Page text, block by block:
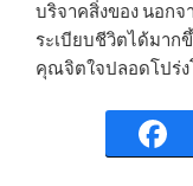
บริจาคสิ่งของ นอก
ระเบียบชีวิตได้มา
คุณจิตใจปลอดโปร่ง